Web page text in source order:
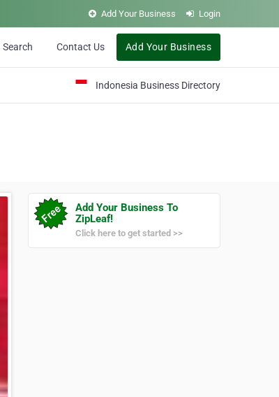
Add Your Business Login
Search Contact Us Add Your Business
Indonesia Business Directory
Add Your Business To
ZipLeaf!
Click here to get started >>